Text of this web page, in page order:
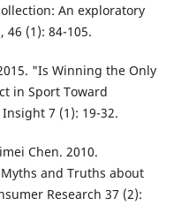
An exploratory
46 (1): 84-105.
"Is Winning the Only
in Sport Toward
7 (1): 19-32.
Chen. 2010.
and Truths about
Research 37 (2):